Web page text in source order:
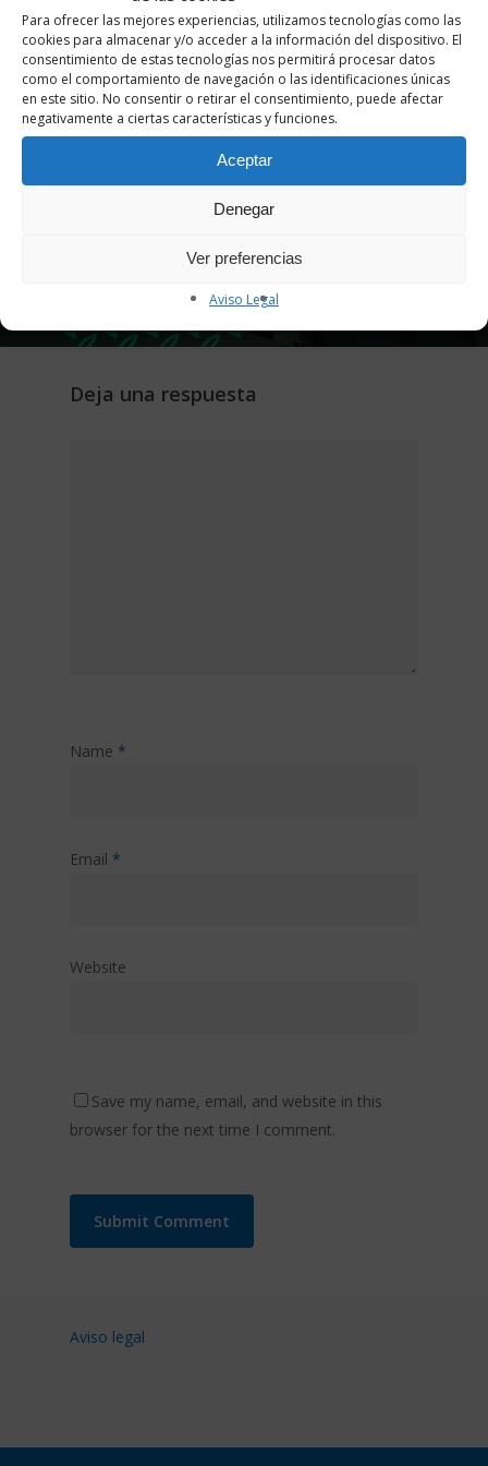
Para ofrecer las mejores experiencias, utilizamos tecnologías como las
cookies para almacenar y/o acceder a la información del dispositivo. El
consentimiento de estas tecnologías nos permitirá procesar datos
como el comportamiento de navegación o las identificaciones únicas
en este sitio. No consentir o retirar el consentimiento, puede afectar
negativamente a ciertas características y funciones.
Aceptar
Denegar
Ver preferencias
Aviso Legal
Siguiente Entrada
Proxima Lectura Tesis Doctoral 3
de diciembre de 2021
Deja una respuesta
Name *
Email *
Website
Save my name, email, and website in this
browser for the next time I comment.
Aviso legal